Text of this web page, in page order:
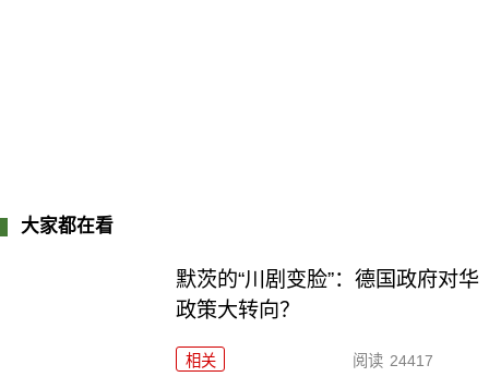
大家都在看
默茨的“川剧变脸”：德国政府对华
政策大转向？
相关 阅读 24417